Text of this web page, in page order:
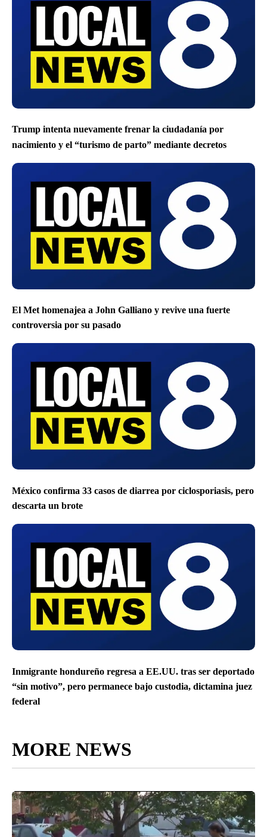
Trump intenta nuevamente frenar la ciudadanía por
nacimiento y el “turismo de parto” mediante decretos
El Met homenajea a John Galliano y revive una fuerte
controversia por su pasado
México confirma 33 casos de diarrea por ciclosporiasis, pero
descarta un brote
Inmigrante hondureño regresa a EE.UU. tras ser deportado
“sin motivo”, pero permanece bajo custodia, dictamina juez
federal
MORE NEWS